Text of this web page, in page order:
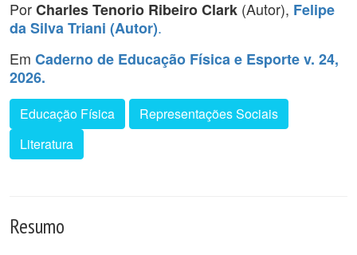
PorCharles Tenorio Ribeiro Clark (Autor), Felipe
da Silva Triani (Autor).
Em Caderno de Educação Física e Esporte v. 24,
2026.
Educação Física
Representações Sociais
Literatura
Resumo